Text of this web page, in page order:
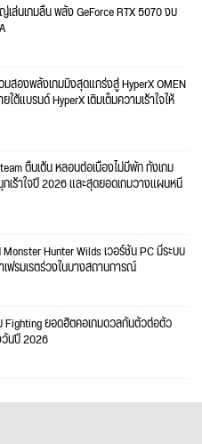
เล่นเกมลื่น พลัง GeForce RTX 5070 งบ
มสองพลังเกมมิงสุดแกร่งสู่ HyperX OMEN
ใต้แบรนด์ HyperX เติมเต็มความเร้าใจให้
ตื่นเต้น หลอนต่อเนื่องไม่มีพัก ทั้งเกม
เร้าใจปี 2026 และสุดยอดเกมวางแผนหนี
Hunter Wilds เวอร์ชัน PC มีระบบ
ฟรมเรตร่วงในบางสถานการณ์
Fighting ยอดฮิตคอเกมดวลกันตัวต่อตัว
นปี 2026